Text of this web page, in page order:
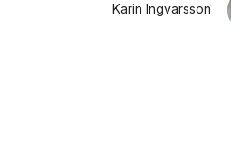
Karin Ingvarsson